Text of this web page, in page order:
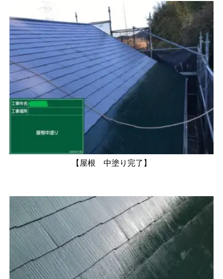
【屋根 中塗り完了】